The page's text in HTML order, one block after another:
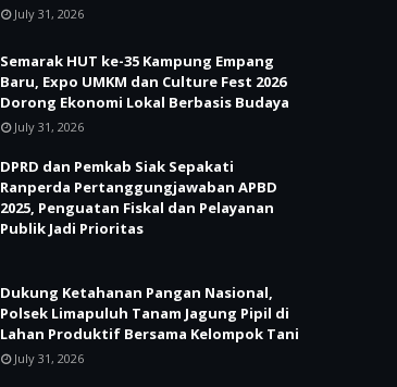
July 31, 2026
Semarak HUT ke-35 Kampung Empang
Baru, Expo UMKM dan Culture Fest 2026
Dorong Ekonomi Lokal Berbasis Budaya
July 31, 2026
DPRD dan Pemkab Siak Sepakati
Ranperda Pertanggungjawaban APBD
2025, Penguatan Fiskal dan Pelayanan
Publik Jadi Prioritas
Dukung Ketahanan Pangan Nasional,
Polsek Limapuluh Tanam Jagung Pipil di
Lahan Produktif Bersama Kelompok Tani
July 31, 2026